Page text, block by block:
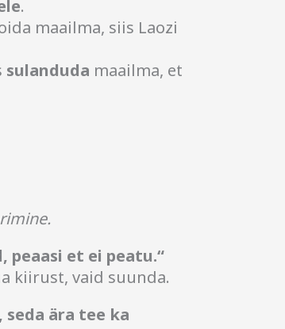
.
maailma, siis Laozi
sulanduda maailma, et
peaasi et ei peatu.“
kiirust, vaid suunda.
ära tee ka